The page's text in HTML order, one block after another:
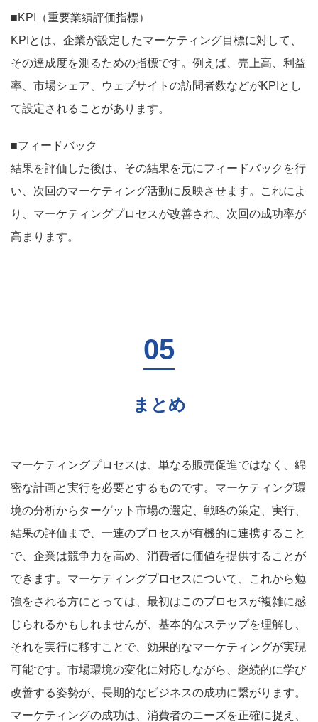
■KPI（重要業績評価指標）
KPIとは、企業が設定したマーケティング目標に対して、
その達成度を測るための指標です。例えば、売上高、利益
率、市場シェア、ウェブサイトの訪問者数などがKPIとし
て設定されることがあります。
■フィードバック
結果を評価した後は、その結果を元にフィードバックを行
い、次回のマーケティング活動に反映させます。これによ
り、マーケティングプロセスが改善され、次回の成功率が
高まります。
まとめ
マーケティングプロセスは、単なる販売促進ではなく、綿
密な計画と実行を必要とするものです。マーケティング環
境の分析からターゲット市場の選定、戦略の策定、実行、
結果の評価まで、一連のプロセスが有機的に連携すること
で、企業は競争力を高め、消費者に価値を提供することが
できます。マーケティングプロセスについて、これから勉
強をされる方にとっては、最初はこのプロセスが複雑に感
じられるかもしれませんが、基本的なステップを理解し、
それを実行に移すことで、効果的なマーケティングが実現
可能です。市場環境の変化に対応しながら、継続的に学び
改善する姿勢が、長期的なビジネスの成功に繋がります。
マーケティングの成功は、消費者のニーズを正確に捉え、